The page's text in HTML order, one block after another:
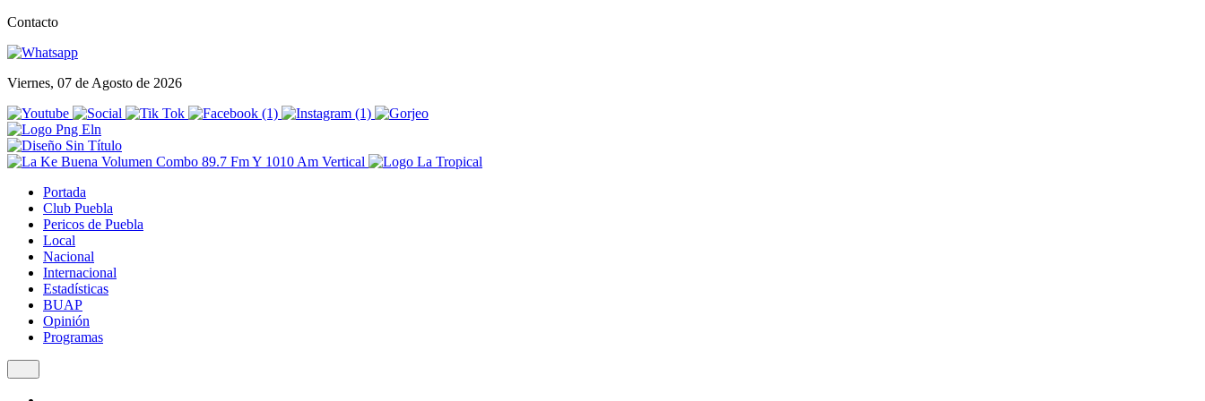
Contacto
Viernes, 07 de Agosto de 2026
Portada
Club Puebla
Pericos de Puebla
Local
Nacional
Internacional
Estadísticas
BUAP
Opinión
Programas